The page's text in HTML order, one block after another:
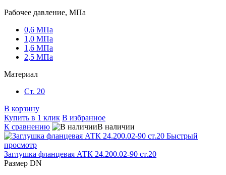
Рабочее давление, МПа
0,6 МПа
1,0 МПа
1,6 МПа
2,5 МПа
Материал
Ст. 20
В корзину
Купить в 1 клик В избранное
К сравнению
В наличии
Быстрый
просмотр
Заглушка фланцевая АТК 24.200.02-90 ст.20
Размер DN